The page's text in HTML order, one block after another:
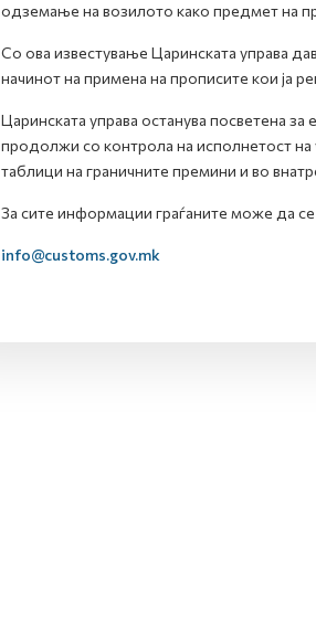
одземање на возилото како предмет на
Со ова известување Царинската управа
начинот на примена на прописите кои ја
Царинската управа останува посветена
продолжи со контрола на исполнетост на
таблици на граничните премини и во
За сите информации граѓаните може да
info@customs.gov.mk